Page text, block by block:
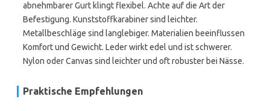
abnehmbarer Gurt klingt flexibel. Achte auf die Art der
Befestigung. Kunststoffkarabiner sind leichter.
Metallbeschläge sind langlebiger. Materialien beeinflussen
Komfort und Gewicht. Leder wirkt edel und ist schwerer.
Nylon oder Canvas sind leichter und oft robuster bei Nässe.
Praktische Empfehlungen